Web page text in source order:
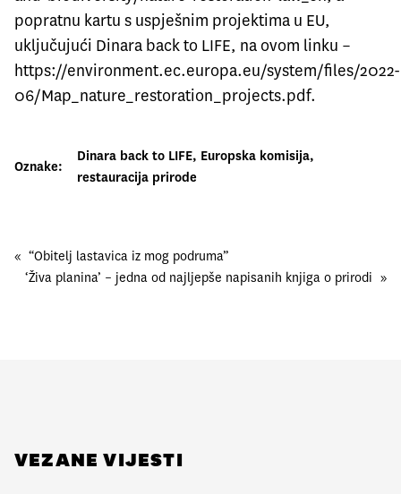
popratnu kartu s uspješnim projektima u EU,
uključujući Dinara back to LIFE, na ovom linku –
https://environment.ec.europa.eu/system/files/2022-
06/Map_nature_restoration_projects.pdf.
Oznake:
Dinara back to LIFE, Europska komisija
restauracija prirode
« “Obitelj lastavica iz mog podruma”
‘Živa planina’ – jedna od najljepše napisanih knjiga o prirodi »
VEZANE VIJESTI